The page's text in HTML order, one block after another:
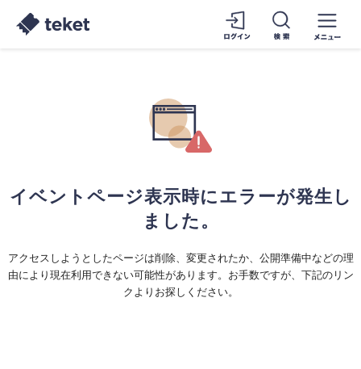
イベントページ表示時にエラーが発生し
ました。
アクセスしようとしたページは削除、変更されたか、公開準備中などの理
由により現在利用できない可能性があります。お手数ですが、下記のリン
クよりお探しください。